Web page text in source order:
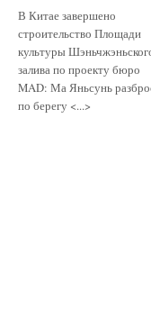
В Китае завершено
строительство Площади
культуры
залива по проекту бюро
MAD: Ма Яньсунь
по берегу <...>